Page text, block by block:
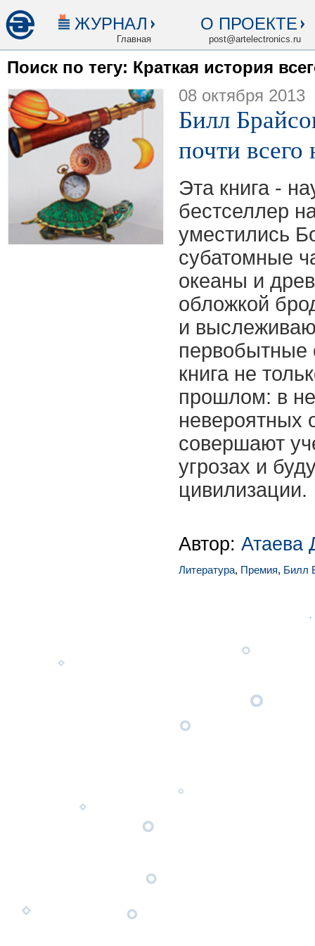
ЖУРНАЛ
Главная
О ПРОЕКТЕ
post@artelectronics.ru
Поиск по тегу: Краткая история
08 октября 2013
Билл
почти всего
Эта книга -
бестселлер
уместились
субатомные
океаны и
обложкой
и
первобытные
книга не
прошлом: в
невероятных
совершают
угрозах и
цивилизации.
Автор: Атаева
Литература, Премия, Билл